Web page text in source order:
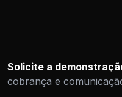
Solicite a
cobrança e